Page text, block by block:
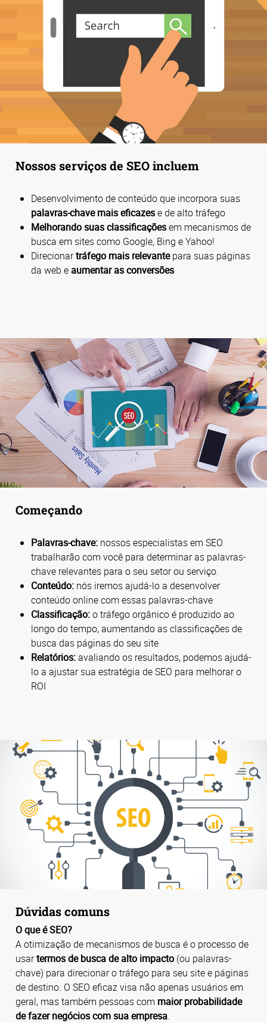
Nossos serviços de SEO incluem
Desenvolvimento de conteúdo que incorpora suas
palavras-chave mais eficazese de alto tráfego
Melhorando suas classificaçõesem mecanismos de
busca em sites como Google, Bing e Yahoo!
Direcionartráfego mais relevantepara suas páginas
da web eaumentar as conversões
Começando
Palavras-chave: nossos especialistas em SEO
trabalharão com você para determinar as palavras-
chave relevantes para o seu setor ou serviço.
Conteúdo: nós iremos ajudá-lo a desenvolver
conteúdo online com essas palavras-chave
Classificação:o tráfego orgânico é produzido ao
longo do tempo, aumentando as classificações de
busca das páginas do seu site
Relatórios:avaliando os resultados, podemos ajudá-
lo a ajustar sua estratégia de SEO para melhorar o
ROI
Dúvidas comuns
O que é SEO?
A otimização de mecanismos de busca é o processo de
usartermos de busca de alto impacto (ou palavras-
chave) para direcionar o tráfego para seu site e páginas
de destino. O SEO eficaz visa não apenas usuários em
geral, mas também pessoas com maior probabilidade
de fazer negócios com sua empresa.